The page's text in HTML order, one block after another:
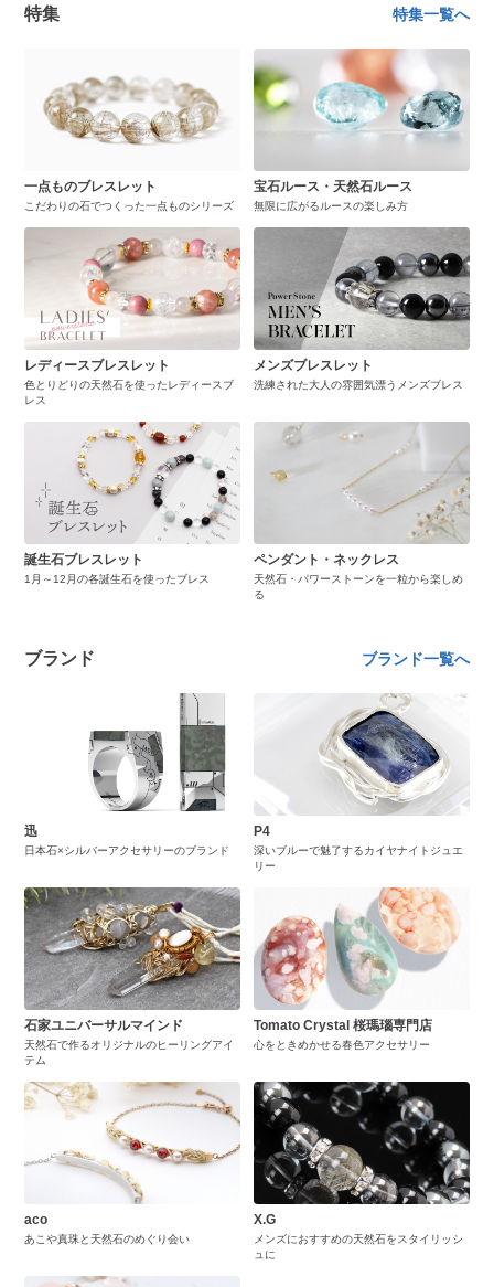
特集 特集一覧へ
一点ものブレスレット
こだわりの石でつくった一点ものシリーズ
宝石ルース・天然石ルース
無限に広がるルースの楽しみ方
レディースブレスレット
色とりどりの天然石を使ったレディースブ
レス
メンズブレスレット
洗練された大人の雰囲気漂うメンズブレス
誕生石ブレスレット
1月～12月の各誕生石を使ったブレス
ペンダント・ネックレス
天然石・パワーストーンを一粒から楽しめ
る
ブランド ブランド一覧へ
迅
日本石×シルバーアクセサリーのブランド
P4
深いブルーで魅了するカイヤナイトジュエ
リー
石家ユニバーサルマインド
天然石で作るオリジナルのヒーリングアイ
テム
Tomato Crystal 桜瑪瑙専門店
心をときめかせる春色アクセサリー
aco
あこや真珠と天然石のめぐり会い
X.G
メンズにおすすめの天然石をスタイリッシ
ュに